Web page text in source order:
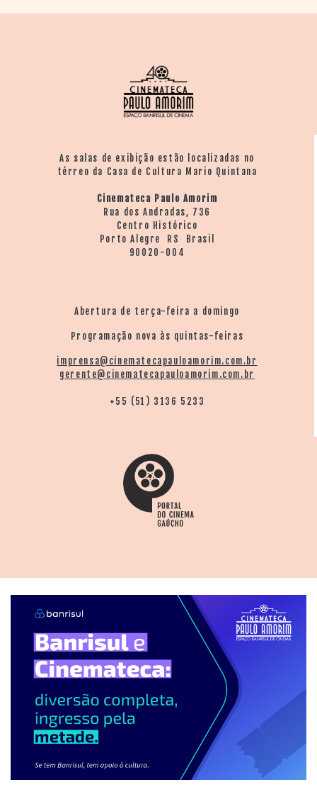
As salas de exibição estão localizadas no
térreo da Casa de Cultura Mario Quintana
Cinemateca Paulo Amorim
Rua dos Andradas, 736
Centro Histórico
Porto Alegre RS Brasil
90020-004
Abertura de terça-feira a domingo
Programação nova às quintas-feiras
imprensa@cinematecapauloamorim.com.br
gerente@cinematecapauloamorim.com.br
+55 (51) 3136 5233